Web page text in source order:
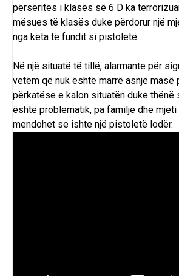
përsëritës i klasës së 6 D ka
mësues të klasës duke përdorur një
nga këta të fundit si pistoletë.
Në një situatë të tillë, alarmante për
vetëm që nuk është marrë asnjë masë
përkatëse e kalon situatën duke thënë
është problematik, pa familje dhe mjeti
mendohet se ishte një pistoletë lodër.